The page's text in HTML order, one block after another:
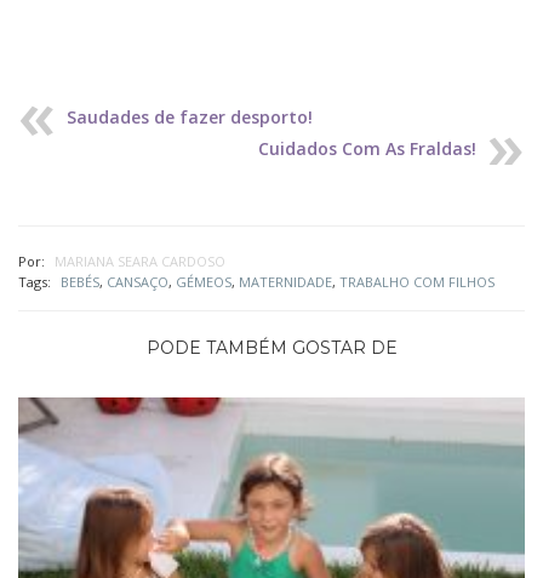
Saudades de fazer desporto!
Cuidados Com As Fraldas!
Por:
MARIANA SEARA CARDOSO
Tags:
BEBÉS, CANSAÇO, GÉMEOS, MATERNIDADE, TRABALHO COM FILHOS
PODE TAMBÉM GOSTAR DE